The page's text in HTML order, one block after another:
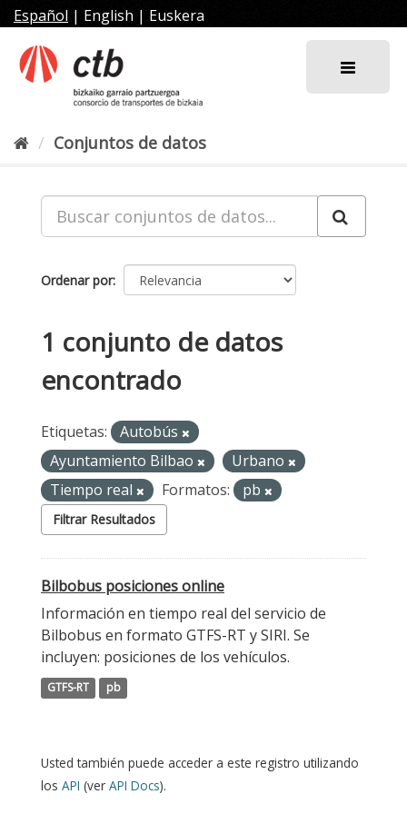
al
contenido
Español | English | Euskera
Conjuntos de datos
Ordenar por
1 conjunto de datos
encontrado
Etiquetas:
Autobús
Ayuntamiento Bilbao
Urbano
Tiempo real
Formatos: pb
Filtrar Resultados
Bilbobus posiciones online
Información en tiempo real del servicio de
Bilbobus en formato GTFS-RT y SIRI. Se
incluyen: posiciones de los vehículos.
GTFS-RT pb
Usted también puede acceder a este registro utilizando
los API (ver API Docs).